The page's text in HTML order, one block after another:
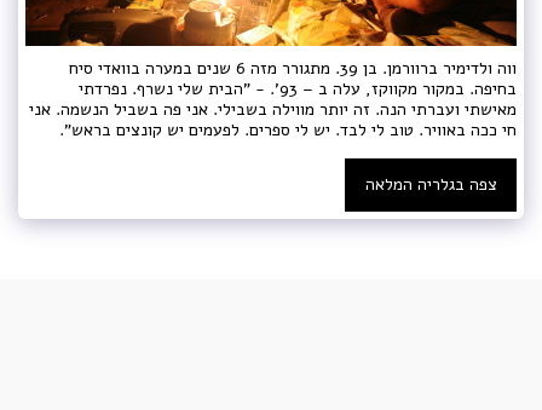
ווה ולדימיר ברוורמן. בן 39. מתגורר מזה 6 שנים במערה בוואדי סיח
בחיפה. במקור מקווקז, עלה ב – 93'. - "הבית שלי נשרף. נפרדתי
מאישתי ועברתי הנה. זה יותר מווילה בשבילי. אני פה בשביל הנשמה. אני
חי ככה באוויר. טוב לי לבד. יש לי ספרים. לפעמים יש קונצים בראש".
צפה בגלריה המלאה